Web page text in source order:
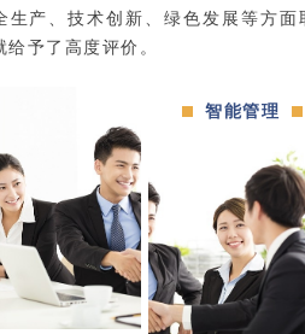
生产、技术创新、绿色发展等方面
给予了高度评价。
智能管理